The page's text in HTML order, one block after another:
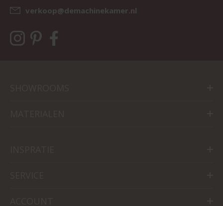
verkoop@demachinekamer.nl